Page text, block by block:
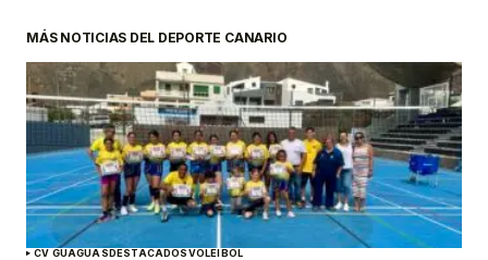
MÁS NOTICIAS DEL DEPORTE CANARIO
CV GUAGUASDESTACADOSVOLEIBOL